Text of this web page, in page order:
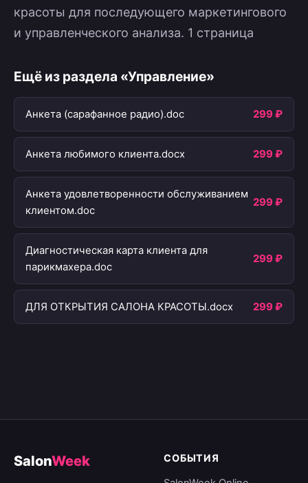
красоты для последующего маркетингового
и управленческого анализа. 1 страница
Ещё из раздела «Управление»
Анкета (сарафанное радио).doc 299 ₽
Анкета любимого клиента.docx 299 ₽
Анкета удовлетворенности обслуживанием
клиентом.doc
299 ₽
Диагностическая карта клиента для
парикмахера.doc
299 ₽
ДЛЯ ОТКРЫТИЯ САЛОНА КРАСОТЫ.docx 299 ₽
SalonWeek СОБЫТИЯ